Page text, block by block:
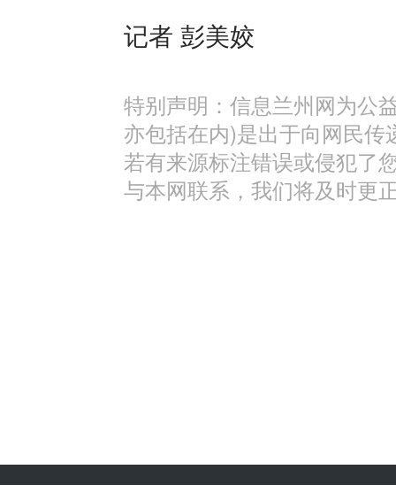
记者 彭美姣
特别声明：信息兰州网为公
亦包括在内)是出于向网民
若有来源标注错误或侵犯了
与本网联系，我们将及时更